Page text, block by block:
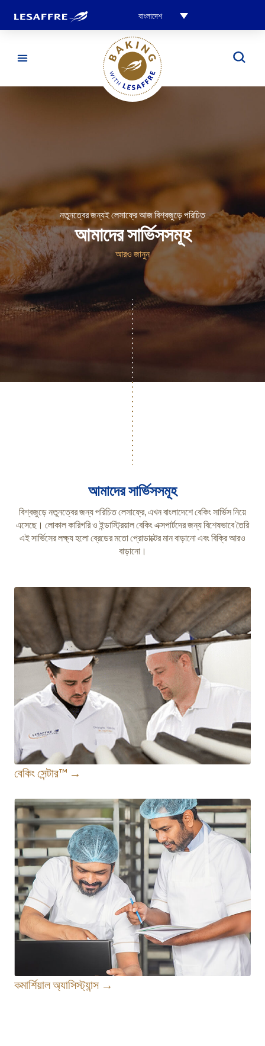
বাংলাদেশ
নতুনত্বের জন্যই লেসাফ্রে আজ বিশ্বজুড়ে পরিচিত
আমাদের সার্ভিসসমূহ
আরও জানুন
আমাদের সার্ভিসসমূহ
বিশ্বজুড়ে নতুনত্বের জন্য পরিচিত লেসাফ্রে, এখন বাংলাদেশে বেকিং সার্ভিস নিয়ে
এসেছে। লোকাল কারিগরি ও ইন্ডাস্ট্রিয়াল বেকিং এক্সপার্টদের জন্য বিশেষভাবে তৈরি
এই সার্ভিসের লক্ষ্য হলো ব্রেডের মতো প্রোডাক্টের মান বাড়ানো এবং বিক্রি আরও
বাড়ানো।
বেকিং সেন্টার™ →
কমার্শিয়াল অ্যাসিস্ট্যান্স →